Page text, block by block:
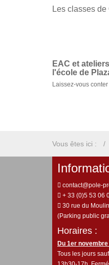
Les classes
EAC et
l'école de
Laissez-vous
Vous êtes ici :
contact@pole-
+ 33 (0)5 53 06
30 rue du
(Parking public
Horaires :
Du 1er
Tous les jours